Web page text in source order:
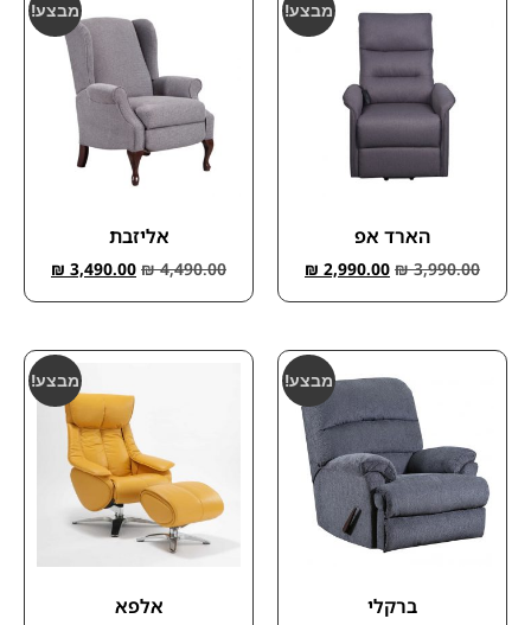
מבצע!
הארד אפ
₪3,990.00
₪ 2,990.00
מבצע!
אליזבת
₪4,490.00
₪ 3,490.00
מבצע!
ברקלי
מבצע!
אלפא